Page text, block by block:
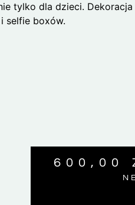
tylko dla dzieci. Dekoracja
selfie boxów.
600,00